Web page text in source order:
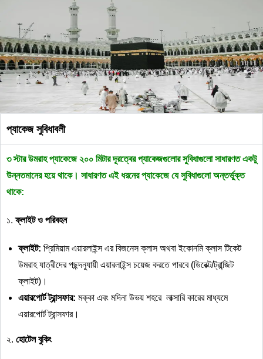
প্যাকেজ সুবিধাবলী
৩ স্টার উমরাহ প্যাকেজে ২০০ মিটার দূরত্বের প্যাকেজগুলোর সুবিধাগুলো সাধারণত একটু
উন্নতমানের হয়ে থাকে। সাধারণত এই ধরনের প্যাকেজে যে সুবিধাগুলো অন্তর্ভুক্ত
থাকে:
১.ফ্লাইট ও পরিবহন
ফ্লাইট: প্রিমিয়াম এয়ারলাইন্স এর বিজনেস ক্লাস অথবা ইকোনমি ক্লাস টিকেট
উমরাহ যাত্রীদের পছন্দনুযায়ী এয়ারলাইন্স চয়েজ করতে পারবে (ডিরেক্ট/ট্রান্জিট
ফ্লাইট)।
এয়ারপোর্ট ট্রান্সফার: মক্কা এবং মদিনা উভয় শহরে লাক্সারি কারের মাধ্যমে
এয়ারপোর্ট ট্রান্সফার।
২. হোটেল বুকিং